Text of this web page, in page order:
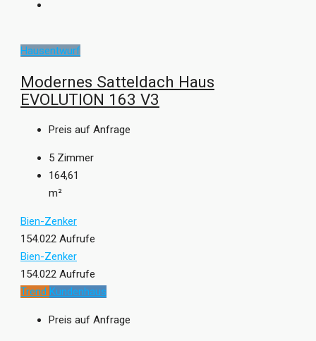
Hausentwurf
Modernes Satteldach Haus
EVOLUTION 163 V3
Preis auf Anfrage
5 Zimmer
164,61
m²
Bien-Zenker
154.022 Aufrufe
Bien-Zenker
154.022 Aufrufe
Trend Kundenhaus
Preis auf Anfrage